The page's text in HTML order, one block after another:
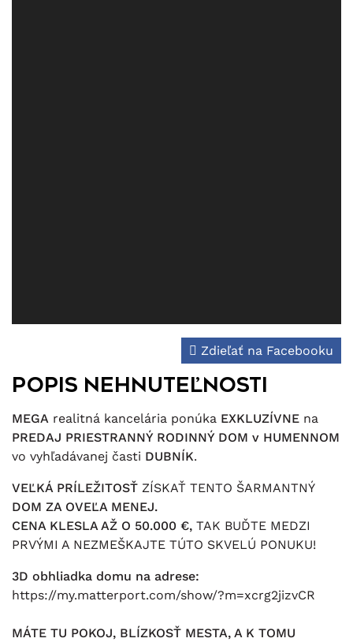
Popis nehnuteľnosti
Zdieľať na Facebooku
MEGA realitná kancelária ponúka EXKLUZÍVNE na
PREDAJ PRIESTRANNÝ RODINNÝ DOM v HUMENNOM
vo vyhľadávanej časti DUBNÍK.
VEĽKÁ PRÍLEŽITOSŤ ZÍSKAŤ TENTO ŠARMANTNÝ
DOM ZA OVEĽA MENEJ.
CENA KLESLA AŽ O 50.000 €, TAK BUĎTE MEDZI
PRVÝMI A NEZMEŠKAJTE TÚTO SKVELÚ PONUKU!
3D obhliadka domu na adrese:
https://my.matterport.com/show/?m=xcrg2jizvCR
MÁTE TU POKOJ, BLÍZKOSŤ MESTA, A K TOMU